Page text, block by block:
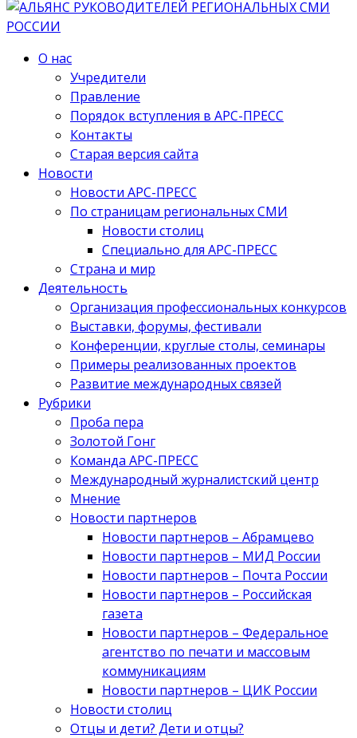
О нас
Учредители
Правление
Порядок вступления в АРС-ПРЕСС
Контакты
Старая версия сайта
Новости
Новости АРС-ПРЕСС
По страницам региональных СМИ
Новости столиц
Специально для АРС-ПРЕСС
Страна и мир
Деятельность
Организация профессиональных конкурсов
Выставки, форумы, фестивали
Конференции, круглые столы, семинары
Примеры реализованных проектов
Развитие международных связей
Рубрики
Проба пера
Золотой Гонг
Команда АРС-ПРЕСС
Международный журналистский центр
Мнение
Новости партнеров
Новости партнеров – Абрамцево
Новости партнеров – МИД России
Новости партнеров – Почта России
Новости партнеров – Российская
газета
Новости партнеров – Федеральное
агентство по печати и массовым
коммуникациям
Новости партнеров – ЦИК России
Новости столиц
Отцы и дети? Дети и отцы?